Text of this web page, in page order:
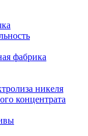
фабрика
никеля
концентрата